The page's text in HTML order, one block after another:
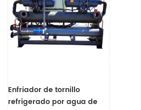
Enfriador de tornillo
refrigerado por agua de